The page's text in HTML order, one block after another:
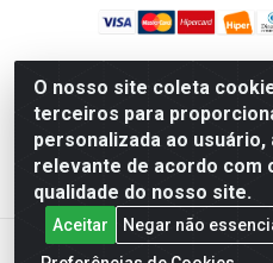
O nosso site coleta
terceiros para
personalizada ao
relevante de acordo com
qualidade do nosso site.
Aceitar
Negar não
Rede Brasil - Avenida
Américas II Etapa -
CNPJ